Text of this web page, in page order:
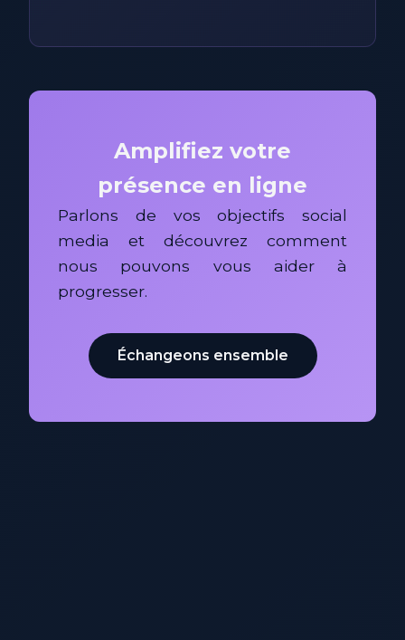
Amplifiez votre
présence en ligne
Parlons de vos objectifs social
media et découvrez comment
nous pouvons vous aider à
progresser.
Échangeons ensemble